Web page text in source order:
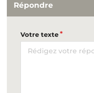
Répondre
Votre texte